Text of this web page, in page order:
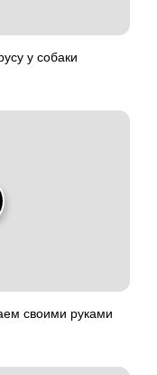
у собаки
своими руками